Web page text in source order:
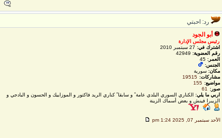
رد: احبتي
أبو الجود
رئيس مجلس الإدارة
اشترك في:27 سبتمبر 2010
رقم العضوية:42949
العمر: 45
الجنس:
مكان:سورية
مشاركات:
19515
مواضيع:
155
صور:
61
اربي ما يلي:الكناري السوري البلدي عامة ً و سابقا ً كناري الريد فاكتور و الموزاييك و الحسون و البادجي و
الزيبرا فينش و بعض أسماك الزينة
الأحد سبتمبر 07, 2025 1:24 pm